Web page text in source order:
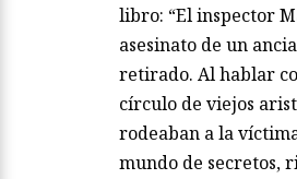
libro: “El inspector
asesinato de un
retirado. Al hablar
círculo de viejos
rodeaban a la
mundo de secretos,